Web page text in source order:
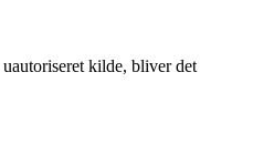
kilde, bliver det